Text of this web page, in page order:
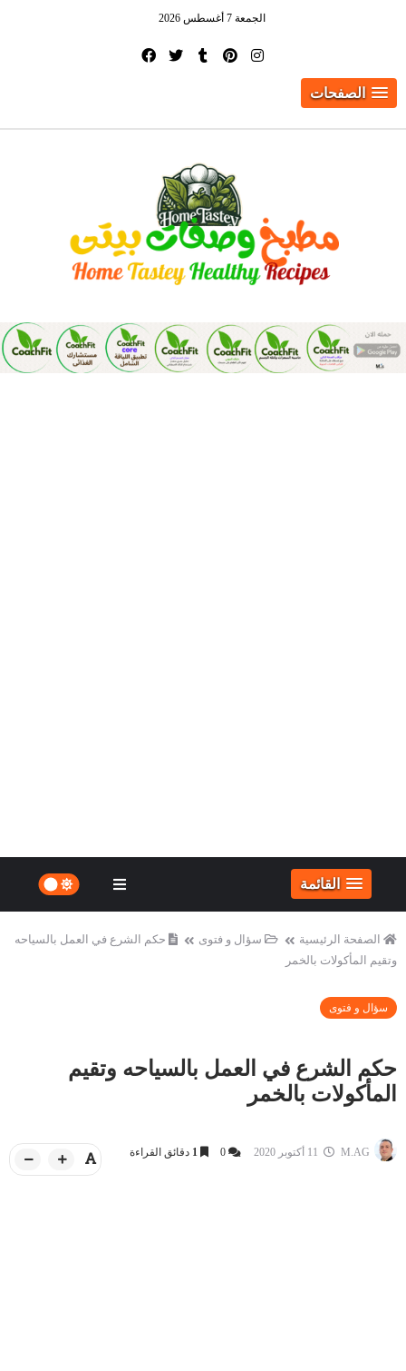
الجمعة 7 أغسطس 2026
الصفحات
القائمة
الصفحة الرئيسية سؤال و فتوى
حكم الشرع في العمل بالسياحه
وتقيم المأكولات بالخمر
سؤال و فتوى
حكم الشرع في العمل بالسياحه وتقيم
المأكولات بالخمر
M.AG
0
1 دقائق القراءة